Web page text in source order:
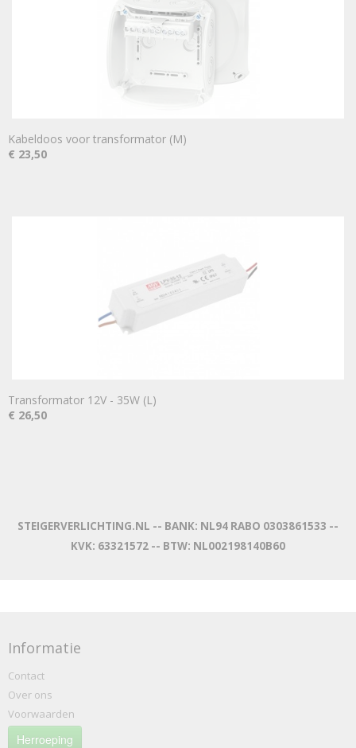
Kabeldoos voor transformator (M)
€ 23,50
Transformator 12V - 35W (L)
€ 26,50
STEIGERVERLICHTING.NL -- BANK: NL94 RABO 0303861533 --
KVK: 63321572 -- BTW: NL002198140B60
Informatie
Contact
Over ons
Voorwaarden
Herroeping